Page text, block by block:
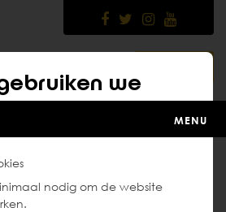
we
nodig om de website
MENU
wat nu?